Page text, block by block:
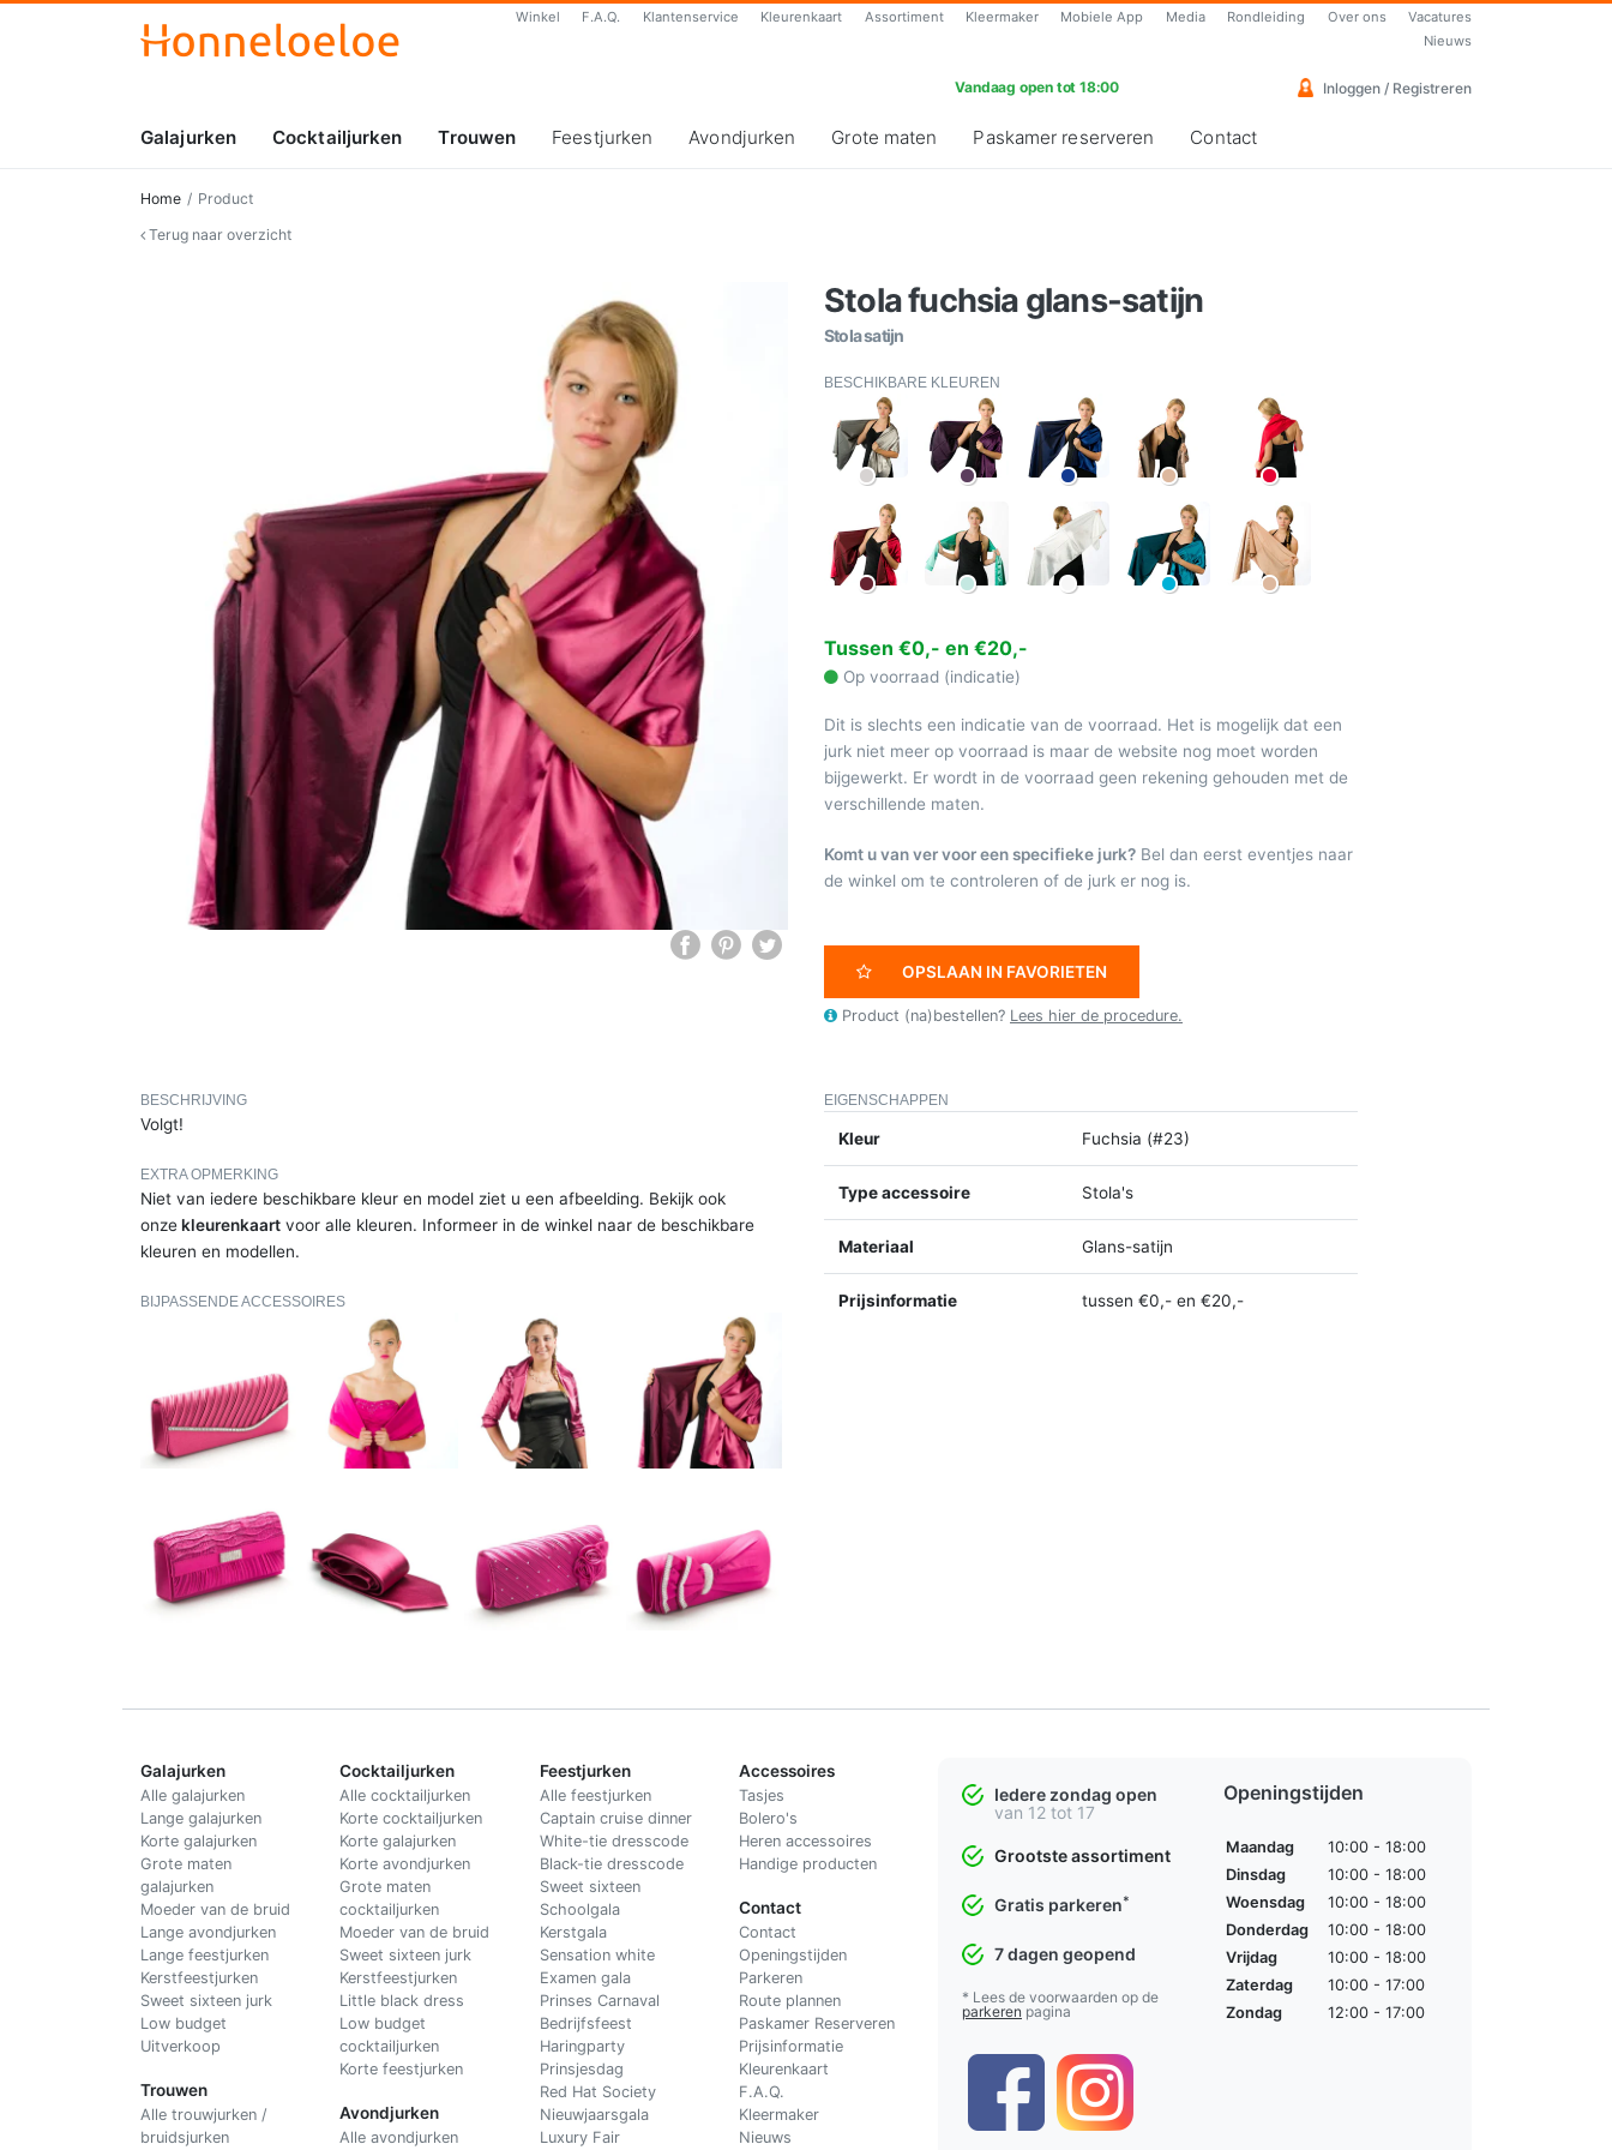
Winkel F.A.Q. Klantenservice Kleurenkaart Assortiment Kleermaker Mobiele App Media Rondleiding Over ons
Vacatures
Nieuws
Vandaag open tot 18:00 Inloggen / Registreren
Galajurken Cocktailjurken Trouwen Feestjurken Avondjurken Grote maten Paskamer reserveren Contact
Home
Product
Terug naar overzicht
Stola fuchsia glans-satijn
Stola satijn
BESCHIKBARE KLEUREN
Tussen €0,- en €20,-
Op voorraad (indicatie)
Dit is slechts een indicatie van de voorraad. Het is mogelijk dat een
jurk niet meer op voorraad is maar de website nog moet worden
bijgewerkt. Er wordt in de voorraad geen rekening gehouden met de
verschillende maten.
Komt u van ver voor een specifieke jurk? Bel dan eerst eventjes naar
de winkel om te controleren of de jurk er nog is.
OPSLAAN IN FAVORIETEN
Product (na)bestellen? Lees hier de procedure.
BESCHRIJVING
Volgt!
EXTRA OPMERKING
Niet van iedere beschikbare kleur en model ziet u een afbeelding. Bekijk ook
onzekleurenkaart voor alle kleuren. Informeer in de winkel naar de beschikbare
kleuren en modellen.
BIJPASSENDE ACCESSOIRES
EIGENSCHAPPEN
Kleur Fuchsia (#23)
Type accessoire Stola's
Materiaal Glans-satijn
Prijsinformatie tussen €0,- en €20,-
Galajurken
Alle galajurken
Lange galajurken
Korte galajurken
Grote maten
galajurken
Moeder van de bruid
Lange avondjurken
Lange feestjurken
Kerstfeestjurken
Sweet sixteen jurk
Low budget
Uitverkoop
Trouwen
Alle trouwjurken /
bruidsjurken
Cocktailjurken
Alle cocktailjurken
Korte cocktailjurken
Korte galajurken
Korte avondjurken
Grote maten
cocktailjurken
Moeder van de bruid
Sweet sixteen jurk
Kerstfeestjurken
Little black dress
Low budget
cocktailjurken
Korte feestjurken
Avondjurken
Alle avondjurken
Feestjurken
Alle feestjurken
Captain cruise dinner
White-tie dresscode
Black-tie dresscode
Sweet sixteen
Schoolgala
Kerstgala
Sensation white
Examen gala
Prinses Carnaval
Bedrijfsfeest
Haringparty
Prinsjesdag
Red Hat Society
Nieuwjaarsgala
Luxury Fair
Accessoires
Tasjes
Bolero's
Heren accessoires
Handige producten
Contact
Contact
Openingstijden
Parkeren
Route plannen
Paskamer Reserveren
Prijsinformatie
Kleurenkaart
F.A.Q.
Kleermaker
Nieuws
Iedere zondag open
van 12 tot 17
Grootste assortiment
Gratis parkeren*
7 dagen geopend
* Lees de voorwaarden op de
parkeren pagina
Openingstijden
Maandag
10:00 - 18:00
Dinsdag
10:00 - 18:00
Woensdag
10:00 - 18:00
Donderdag
10:00 - 18:00
Vrijdag
10:00 - 18:00
Zaterdag
10:00 - 17:00
Zondag
12:00 - 17:00